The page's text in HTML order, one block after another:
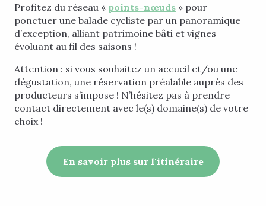
Profitez du réseau « points-nœuds » pour
ponctuer une balade cycliste par un panoramique
d’exception, alliant patrimoine bâti et vignes
évoluant au fil des saisons !
Attention : si vous souhaitez un accueil et/ou une
dégustation, une réservation préalable auprès des
producteurs s’impose ! N’hésitez pas à prendre
contact directement avec le(s) domaine(s) de votre
choix !
En savoir plus sur l'itinéraire